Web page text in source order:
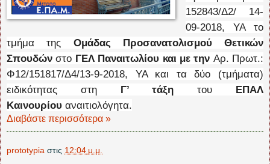
152843/Δ2/ 14-
09-2018, ΥΑ το
τμήμα της Ομάδας Προσανατολισμού Θετικών
Σπουδώνστο ΓΕΛ Παναιτωλίου και με την Αρ. Πρωτ.:
Φ12/151817/Δ4/13-9-2018, ΥΑ και τα δύο (τμήματα)
ειδικότητας στη Γ’ τάξητου ΕΠΑΛ
Καινουρίου αναιτιολόγητα.
Διαβάστε περισσότερα »
prototypia στις 12:04 μ.μ.